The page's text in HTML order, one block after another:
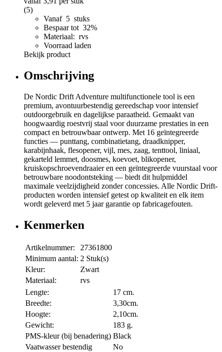
(5)
Vanaf 5 stuks
Bespaar tot 32%
Materiaal: rvs
Voorraad laden
Bekijk product
Omschrijving
De Nordic Drift Adventure multifunctionele tool is een
premium, avontuurbestendig gereedschap voor intensief
outdoorgebruik en dagelijkse paraatheid. Gemaakt van
hoogwaardig roestvrij staal voor duurzame prestaties in een
compact en betrouwbaar ontwerp. Met 16 geïntegreerde
functies — punttang, combinatietang, draadknipper,
karabijnhaak, flesopener, vijl, mes, zaag, tenttool, liniaal,
gekarteld lemmet, doosmes, koevoet, blikopener,
kruiskopschroevendraaier en een geïntegreerde vuurstaal voor
betrouwbare noodontsteking — biedt dit hulpmiddel
maximale veelzijdigheid zonder concessies. Alle Nordic Drift-
producten worden intensief getest op kwaliteit en elk item
wordt geleverd met 5 jaar garantie op fabricagefouten.
Kenmerken
Artikelnummer:
27361800
Minimum aantal: 2 Stuk(s)
Kleur:
Zwart
Materiaal:
rvs
Lengte:
17 cm.
Breedte:
3,30cm.
Hoogte:
2,10cm.
Gewicht:
183 g.
PMS-kleur (bij benadering) Black
Vaatwasser bestendig
No